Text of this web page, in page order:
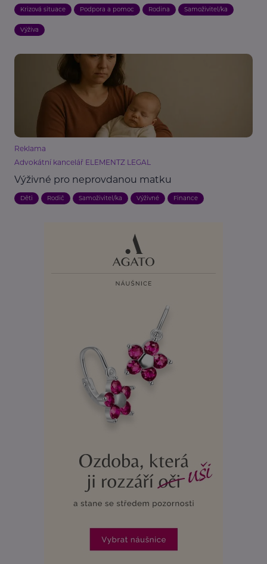
Krizová situace Podpora a pomoc Rodina Samoživitel/ka
Výživa
Reklama
Advokátní kancelář ELEMENTZ LEGAL
Výživné pro neprovdanou matku
Děti Rodič Samoživitel/ka Výživné Finance